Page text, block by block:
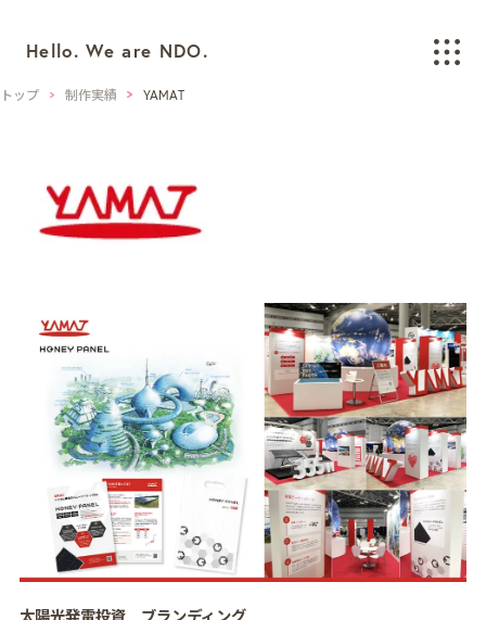
Hello. We are NDO.
WORKS 制作実績
BRANDINGブランディング
GRAPHIC グラフィックデザイン
PACKAGINGパッケージデザイン
WEBウェブデザイン
SPACE/INTERIOR 空間デザイン
MISSION ミッション
トップ 制作実績 YAMAT